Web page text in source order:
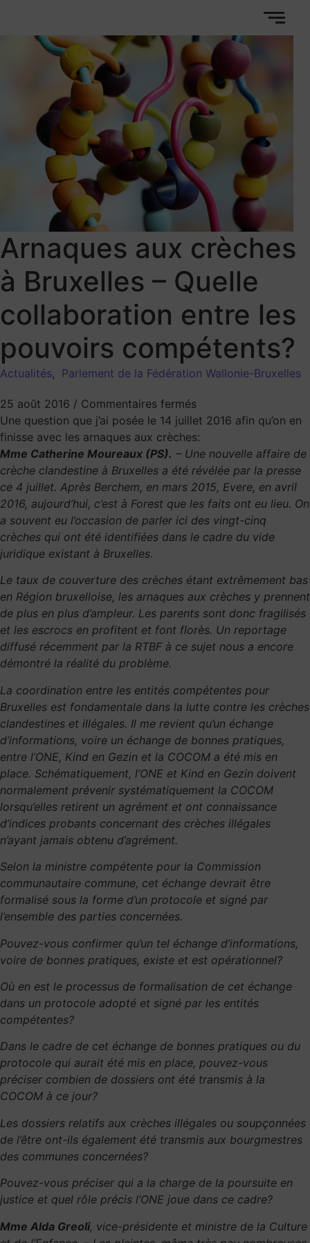
Arnaques aux crèches
à Bruxelles – Quelle
collaboration entre les
pouvoirs compétents?
Actualités, Parlement de la Fédération Wallonie-Bruxelles
25 août 2016 / Commentaires fermés
Une question que j’ai posée le 14 juillet 2016 afin qu’on en
finisse avec les arnaques aux crèches:
Mme Catherine Moureaux (PS). – Une nouvelle affaire de
crèche clandestine à Bruxelles a été révélée par la presse
ce 4 juillet. Après Berchem, en mars 2015, Evere, en avril
2016, aujourd’hui, c’est à Forest que les faits ont eu lieu. On
a souvent eu l’occasion de parler ici des vingt-cinq
crèches qui ont été identifiées dans le cadre du vide
juridique existant à Bruxelles.
Le taux de couverture des crèches étant extrêmement bas
en Région bruxelloise, les arnaques aux crèches y prennent
de plus en plus d’ampleur. Les parents sont donc fragilisés
et les escrocs en profitent et font florès. Un reportage
diffusé récemment par la RTBF à ce sujet nous a encore
démontré la réalité du problème.
La coordination entre les entités compétentes pour
Bruxelles est fondamentale dans la lutte contre les crèches
clandestines et illégales. Il me revient qu’un échange
d’informations, voire un échange de bonnes pratiques,
entre l’ONE, Kind en Gezin et la COCOM a été mis en
place. Schématiquement, l’ONE et Kind en Gezin doivent
normalement prévenir systématiquement la COCOM
lorsqu’elles retirent un agrément et ont connaissance
d’indices probants concernant des crèches illégales
n’ayant jamais obtenu d’agrément.
Selon la ministre compétente pour la Commission
communautaire commune, cet échange devrait être
formalisé sous la forme d’un protocole et signé par
l’ensemble des parties concernées.
Pouvez-vous confirmer qu’un tel échange d’informations,
voire de bonnes pratiques, existe et est opérationnel?
Où en est le processus de formalisation de cet échange
dans un protocole adopté et signé par les entités
compétentes?
Dans le cadre de cet échange de bonnes pratiques ou du
protocole qui aurait été mis en place, pouvez-vous
préciser combien de dossiers ont été transmis à la
COCOM à ce jour?
Les dossiers relatifs aux crèches illégales ou soupçonnées
de l’être ont-ils également été transmis aux bourgmestres
des communes concernées?
Pouvez-vous préciser qui a la charge de la poursuite en
justice et quel rôle précis l’ONE joue dans ce cadre?
Mme Alda Greoli, vice-présidente et ministre de la Culture